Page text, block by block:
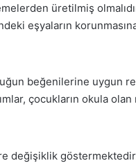
üretilmiş
eşyaların
beğenilerine uygun
çocukların okula
değişiklik